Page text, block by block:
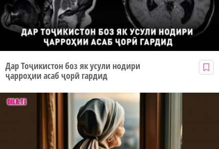
Дар Тоҷикистон боз як усули нодири
ҷарроҳии асаб ҷорӣ гардид